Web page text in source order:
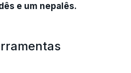
e um nepalês.